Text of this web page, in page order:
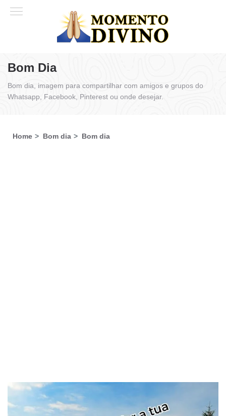
Bom Dia
Bom dia, imagem para compartilhar com amigos e grupos do
Whatsapp, Facebook, Pinterest ou onde desejar.
Home Bom dia Bom dia